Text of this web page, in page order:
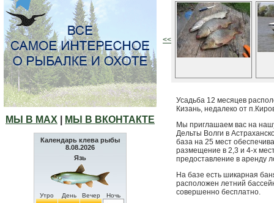
МЫ В МАХ МЫ В ВКОНТАКТЕ
Календарь клева рыбы
8.08.2026
Язь
Утро День Вечер Ночь
<<
Усадьба 12 месяцев
Кизань, недалеко от
Мы приглашаем вас на
Дельты Волги в
база на 25 мест
размещение в 2,3 и 4-х
предоставление в аренду
На базе есть шикарная
расположен летний
совершенно бесплатно.